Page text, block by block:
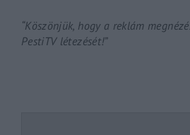
“Köszönjük, hogy a reklám
PestiTV létezését!”